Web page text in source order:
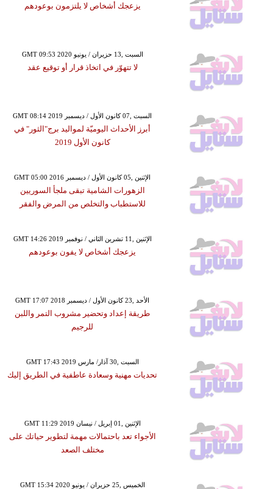
يزعجك أشخاص لا يلتزمون بوعودهم
GMT 09:53 2020 السبت ,13 حزيران / يونيو
لا تتهوّر في اتخاذ قرار أو توقيع عقد
GMT 08:14 2019 السبت ,07 كانون الأول / ديسمبر
أبرز الأحداث اليوميّة لمواليد برج"الثور" في
كانون الأول 2019
GMT 05:00 2016 الإثنين ,05 كانون الأول / ديسمبر
الزهورات الشامية تبقى ملجأ السوريين
للاستطباب والتخلص من المرض والفقر
GMT 14:26 2019 الإثنين ,11 تشرين الثاني / نوفمبر
يزعجك أشخاص لا يفون بوعودهم
GMT 17:07 2018 الأحد ,23 كانون الأول / ديسمبر
طريقة إعداد وتحضير مشروب التمر واللبن
للرجيم
GMT 17:43 2019 السبت ,30 آذار/ مارس
تحديات مهنية وسعادة عاطفية في الطريق إليك
GMT 11:29 2019 الإثنين ,01 إبريل / نيسان
الأجواء تعد باحتمالات مهمة لتطوير حياتك على
مختلف الصعد
GMT 15:34 2020 الخميس ,25 حزيران / يونيو